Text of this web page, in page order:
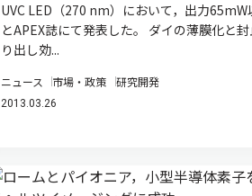
UVC LED（270 nm）において，出力
とAPEX誌にて発表した。 ダイの薄膜化と
り出し効...
ニュース 市場・政策 研究開発
2013.03.26